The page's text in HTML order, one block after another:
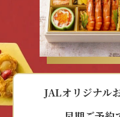
JALオリジナル